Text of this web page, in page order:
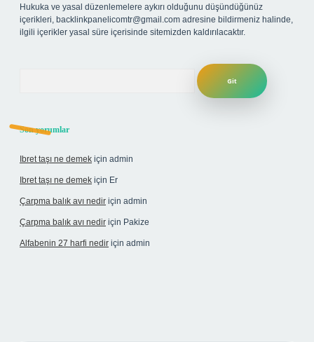
Hukuka ve yasal düzenlemelere aykırı olduğunu düşündüğünüz
içerikleri, backlinkpanelicomtr@gmail.com adresine bildirmeniz halinde,
ilgili içerikler yasal süre içerisinde sitemizden kaldırılacaktır.
Son yorumlar
Ibret taşı ne demek için admin
Ibret taşı ne demek için Er
Çarpma balık avı nedir için admin
Çarpma balık avı nedir için Pakize
Alfabenin 27 harfi nedir için admin